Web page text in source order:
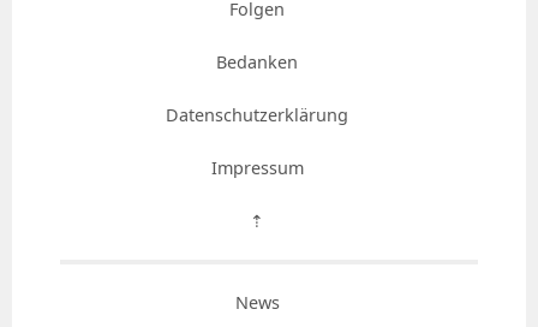
Folgen
Bedanken
Datenschutzerklärung
Impressum
⇡
News